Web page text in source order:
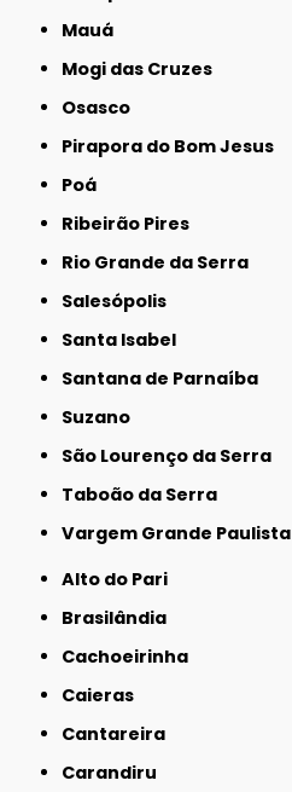
Mauá
Mogi das Cruzes
Osasco
Pirapora do Bom Jesus
Poá
Ribeirão Pires
Rio Grande da Serra
Salesópolis
Santa Isabel
Santana de Parnaíba
Suzano
São Lourenço da Serra
Taboão da Serra
Vargem Grande Paulista
Alto do Pari
Brasilândia
Cachoeirinha
Caieras
Cantareira
Carandiru